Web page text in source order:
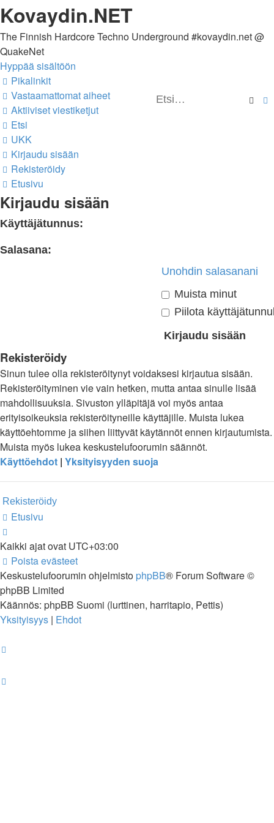
Kovaydin.NET
The Finnish Hardcore Techno Underground #kovaydin.net @
QuakeNet
Hyppää sisältöön
Etsi
Pikalinkit
Vastaamattomat aiheet
Aktiiviset viestiketjut
Etsi
UKK
Kirjaudu sisään
Rekisteröidy
Etusivu
Kirjaudu sisään
Käyttäjätunnus:
Salasana:
Unohdin salasanani
Muista minut
Piilota
Rekisteröidy
Sinun tulee olla rekisteröitynyt voidaksesi kirjautua sisään.
Rekisteröityminen vie vain hetken, mutta antaa sinulle lisää
mahdollisuuksia. Sivuston ylläpitäjä voi myös antaa
erityisoikeuksia rekisteröityneille käyttäjille. Muista lukea
käyttöehtomme ja siihen liittyvät käytännöt ennen kirjautumista.
Muista myös lukea keskustelufoorumin säännöt.
Käyttöehdot | Yksityisyyden suoja
Rekisteröidy
Etusivu
Kaikki ajat ovat UTC+03:00
Poista evästeet
Keskustelufoorumin ohjelmisto phpBB® Forum Software ©
phpBB Limited
Käännös: phpBB Suomi (lurttinen, harritapio, Pettis)
Yksityisyys | Ehdot